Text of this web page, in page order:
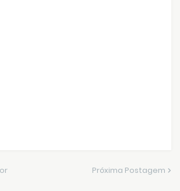
Próxima Postagem